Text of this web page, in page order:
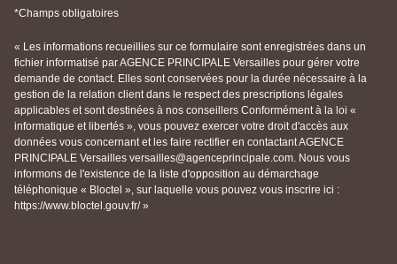
*Champs obligatoires
« Les informations recueillies sur ce formulaire sont enregistrées dans un
fichier informatisé par AGENCE PRINCIPALE Versailles pour gérer votre
demande de contact. Elles sont conservées pour la durée nécessaire à la
gestion de la relation client dans le respect des prescriptions légales
applicables et sont destinées à nos conseillers Conformément à la loi «
informatique et libertés », vous pouvez exercer votre droit d'accès aux
données vous concernant et les faire rectifier en contactant AGENCE
PRINCIPALE Versailles versailles@agenceprincipale.com. Nous vous
informons de l'existence de la liste d'opposition au démarchage
téléphonique « Bloctel », sur laquelle vous pouvez vous inscrire ici :
https://www.bloctel.gouv.fr/ »